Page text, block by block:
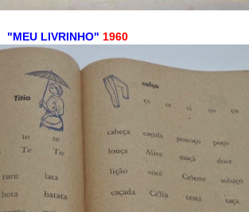
"MEU LIVRINHO" 1960